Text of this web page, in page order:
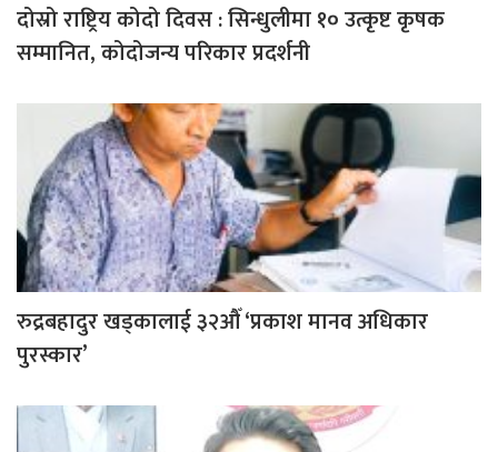
दोस्रो राष्ट्रिय कोदो दिवस : सिन्धुलीमा १० उत्कृष्ट कृषक
सम्मानित, कोदोजन्य परिकार प्रदर्शनी
रुद्रबहादुर खड्कालाई ३२औँ ‘प्रकाश मानव अधिकार
पुरस्कार’